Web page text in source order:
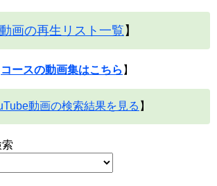
動画の再生リスト一覧 】
コースの動画集はこちら 】
動画の検索結果を見る 】